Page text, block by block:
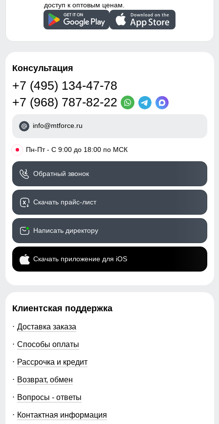
доступ к оптовым ценам.
Консультация
+7 (495) 134-47-78
+7 (968) 787-82-22
info@mtforce.ru
• Пн-Пт - С 9:00 до 18:00 по МСК
Обратный звонок
Скачать прайс-лист
Написать директору
Скачать приложение для iOS
Клиентская поддержка
Доставка заказа
Способы оплаты
Рассрочка и кредит
Возврат, обмен
Вопросы - ответы
Контактная информация